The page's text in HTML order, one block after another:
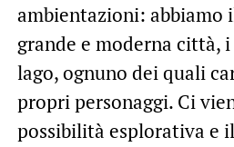
ambientazioni: abbiamo
grande e moderna città,
lago, ognuno dei quali
propri personaggi. Ci
possibilità esplorativa e